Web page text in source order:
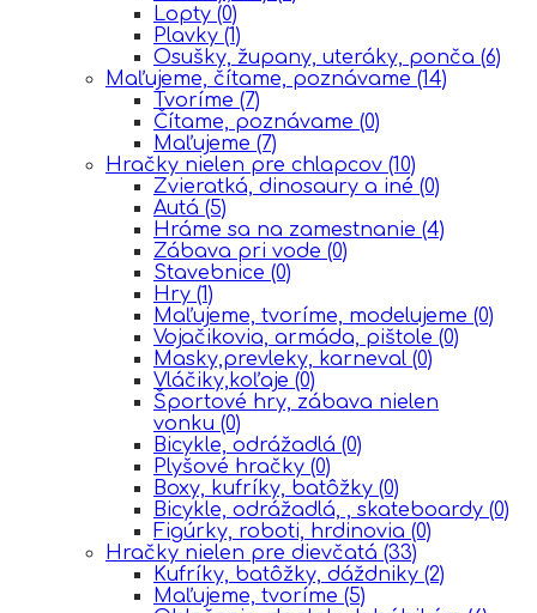
Lopty (0)
Plavky (1)
Osušky, župany, uteráky, ponča (6)
Maľujeme, čítame, poznávame (14)
Tvoríme (7)
Čítame, poznávame (0)
Maľujeme (7)
Hračky nielen pre chlapcov (10)
Zvieratká, dinosaury a iné (0)
Autá (5)
Hráme sa na zamestnanie (4)
Zábava pri vode (0)
Stavebnice (0)
Hry (1)
Maľujeme, tvoríme, modelujeme (0)
Vojačikovia, armáda, pištole (0)
Masky,prevleky, karneval (0)
Vláčiky,koľaje (0)
Športové hry, zábava nielen
vonku (0)
Bicykle, odrážadlá (0)
Plyšové hračky (0)
Boxy, kufríky, batôžky (0)
Bicykle, odrážadlá, , skateboardy (0)
Figúrky, roboti, hrdinovia (0)
Hračky nielen pre dievčatá (33)
Kufríky, batôžky, dáždniky (2)
Maľujeme, tvoríme (5)